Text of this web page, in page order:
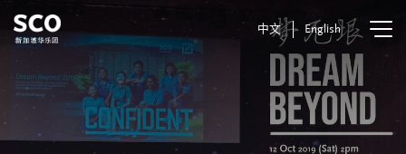
中文 English